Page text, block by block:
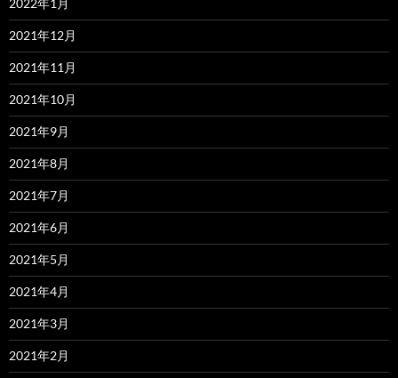
2022年1月
2021年12月
2021年11月
2021年10月
2021年9月
2021年8月
2021年7月
2021年6月
2021年5月
2021年4月
2021年3月
2021年2月